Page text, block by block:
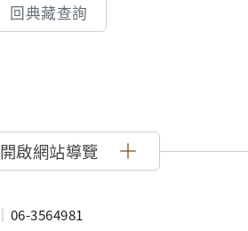
回典藏查詢
開啟網站導覽
06-3564981